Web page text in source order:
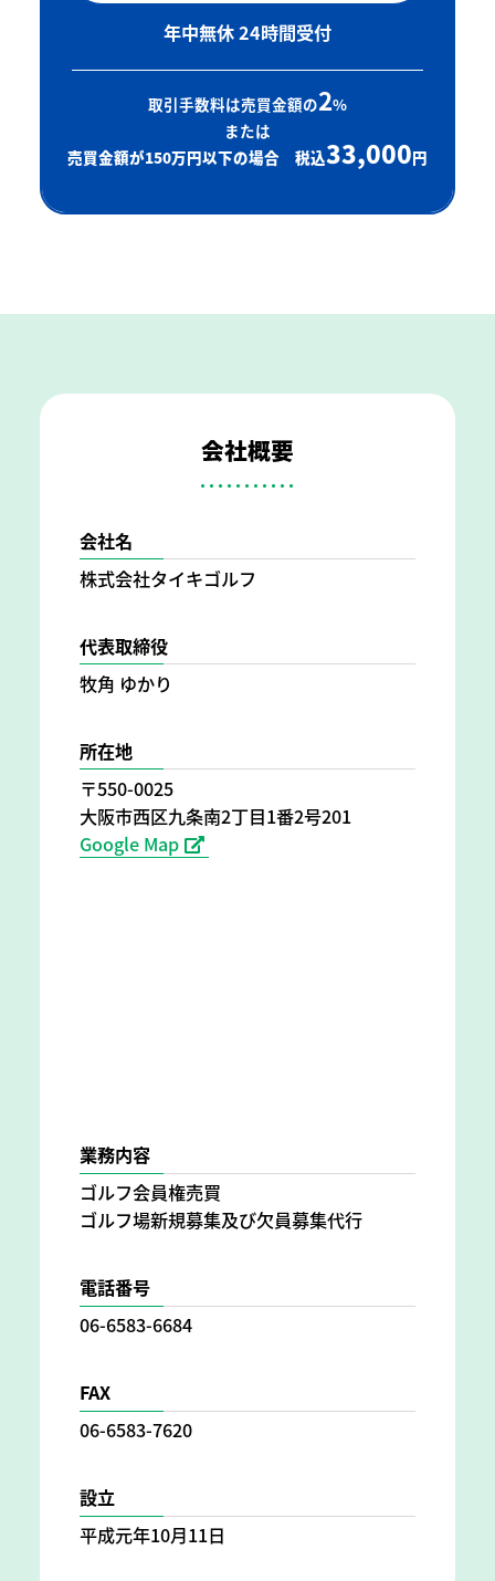
年中無休 24時間受付
取引手数料は売買金額の2%
または
売買金額が150万円以下の場合 税込33,000円
会社概要
会社名
株式会社タイキゴルフ
代表取締役
牧角 ゆかり
所在地
〒550-0025
大阪市西区九条南2丁目1番2号201
Google Map
業務内容
ゴルフ会員権売買
ゴルフ場新規募集及び欠員募集代行
電話番号
06-6583-6684
FAX
06-6583-7620
設立
平成元年10月11日